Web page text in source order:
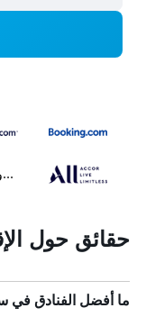
حقائق حول
ما أفضل الفنادق في